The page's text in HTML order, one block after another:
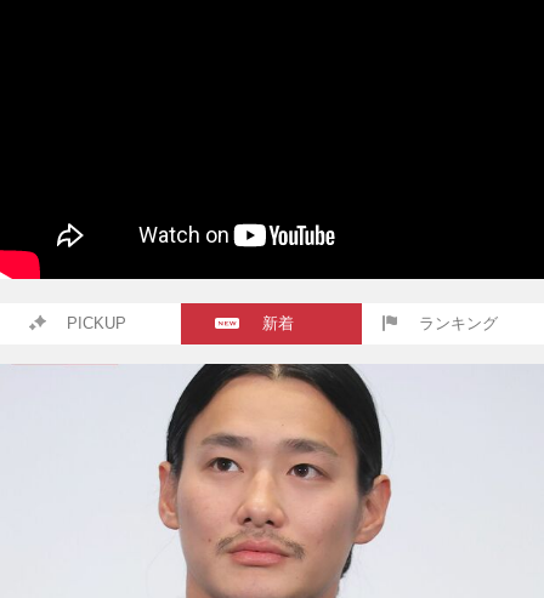
PICKUP 新着 ランキング